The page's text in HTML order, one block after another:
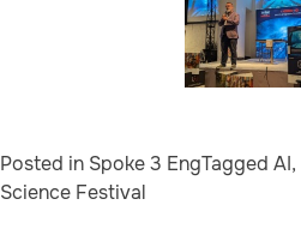
Posted in Spoke 3 EngTagged AI,
Science Festival